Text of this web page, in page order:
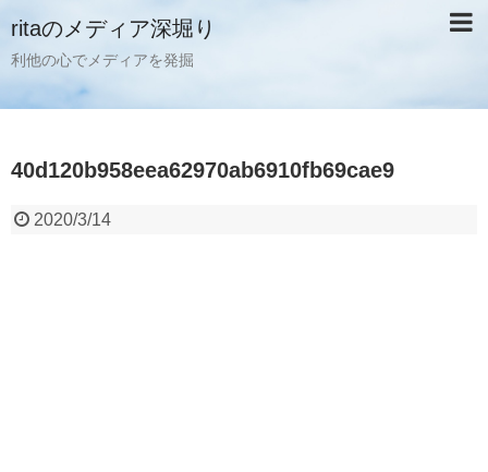
ritaのメディア深堀り
利他の心でメディアを発掘
40d120b958eea62970ab6910fb69cae9
2020/3/14